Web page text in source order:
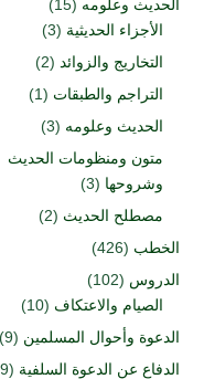
الحديث وعلومه (15)
الأجزاء الحديثية (3)
التخاريج والزوائد (2)
التراجم والطبقات (1)
الحديث وعلومه (3)
متون ومنظومات الحديث
وشروحها (3)
مصطلح الحديث (2)
الخطب (426)
الدروس (102)
الصيام والاعتكاف (10)
الدعوة وأحوال المسلمين (9)
الدفاع عن الدعوة السلفية (9)